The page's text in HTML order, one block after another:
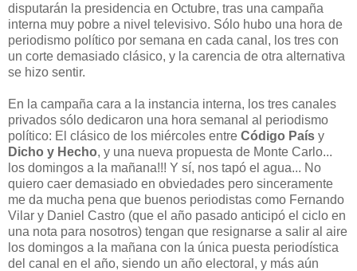
disputarán la presidencia en Octubre, tras una campaña
interna muy pobre a nivel televisivo. Sólo hubo una hora de
periodismo político por semana en cada canal, los tres con
un corte demasiado clásico, y la carencia de otra alternativa
se hizo sentir.
En la campaña cara a la instancia interna, los tres canales
privados sólo dedicaron una hora semanal al periodismo
político: El clásico de los miércoles entre Código País y
Dicho y Hecho, y una nueva propuesta de Monte Carlo...
los domingos a la mañana!!! Y sí, nos tapó el agua... No
quiero caer demasiado en obviedades pero sinceramente
me da mucha pena que buenos periodistas como Fernando
Vilar y Daniel Castro (que el año pasado anticipó el ciclo en
una nota para nosotros) tengan que resignarse a salir al aire
los domingos a la mañana con la única puesta periodística
del canal en el año, siendo un año electoral, y más aún